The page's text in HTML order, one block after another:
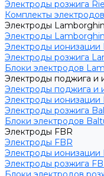
Электроды розжига
Комплекты
Электроды
Электроды
Электроды ионизации
Электроды розжига
Блоки электродов
Электроды поджига и
Электроды поджига и
Электроды ионизации
Электроды розжига
Блоки электродов
Электроды FBR
Электроды FBR
Электроды ионизации
Электроды розжига